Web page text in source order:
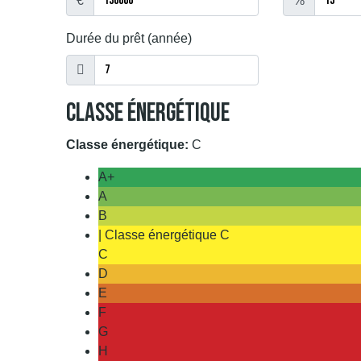
Durée du prêt (année)
Classe Énergétique
Classe énergétique: C
A+
A
B
| Classe énergétique C
C
D
E
F
G
H